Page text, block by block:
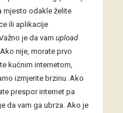
mjesto odakle želite
ili aplikacije
je da vam upload
nije, morate prvo
kućnim internetom,
izmjerite brzinu. Ako
prespor internet pa
da vam ga ubrza. Ako je